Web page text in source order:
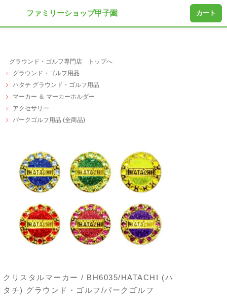
グラウンド・ゴルフ専門店 トップへ
グラウンド・ゴルフ用品
ハタチ グラウンド・ゴルフ用品
マーカー ＆ マーカーホルダー
アクセサリー
パークゴルフ用品 (全商品)
クリスタルマーカー / BH6035/HATACHI (ハ
タチ) グラウンド・ゴルフ/パークゴルフ
ファミリーショップ甲子園 カート